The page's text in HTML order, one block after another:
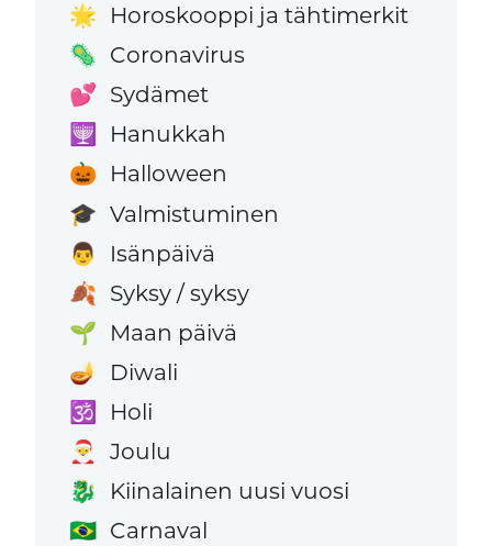
🌟 Horoskooppi ja tähtimerkit
🦠 Coronavirus
💕 Sydämet
🕎 Hanukkah
🎃 Halloween
🎓 Valmistuminen
👨 Isänpäivä
🍂 Syksy / syksy
🌱 Maan päivä
🪔 Diwali
🕉️ Holi
🎅 Joulu
🐉 Kiinalainen uusi vuosi
🇧🇷 Carnaval